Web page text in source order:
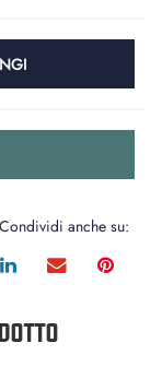
Condividi anche su: